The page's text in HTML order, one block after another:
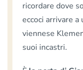
ricordare dove
eccoci arrivare
viennese
suoi incastri.